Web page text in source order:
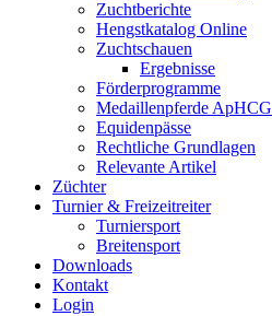
Zuchtberichte
Hengstkatalog Online
Zuchtschauen
Ergebnisse
Förderprogramme
Medaillenpferde ApHCG
Equidenpässe
Rechtliche Grundlagen
Relevante Artikel
Züchter
Turnier & Freizeitreiter
Turniersport
Breitensport
Downloads
Kontakt
Login